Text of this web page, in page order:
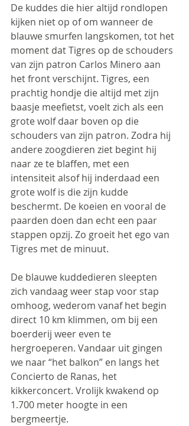
De kuddes die hier altijd rondlopen
kijken niet op of om wanneer de
blauwe smurfen langskomen, tot het
moment dat Tigres op de schouders
van zijn patron Carlos Minero aan
het front verschijnt. Tigres, een
prachtig hondje die altijd met zijn
baasje meefietst, voelt zich als een
grote wolf daar boven op die
schouders van zijn patron. Zodra hij
andere zoogdieren ziet begint hij
naar ze te blaffen, met een
intensiteit alsof hij inderdaad een
grote wolf is die zijn kudde
beschermt. De koeien en vooral de
paarden doen dan echt een paar
stappen opzij. Zo groeit het ego van
Tigres met de minuut.
De blauwe kuddedieren sleepten
zich vandaag weer stap voor stap
omhoog, wederom vanaf het begin
direct 10 km klimmen, om bij een
boerderij weer even te
hergroeperen. Vandaar uit gingen
we naar “het balkon” en langs het
Concierto de Ranas, het
kikkerconcert. Vrolijk kwakend op
1.700 meter hoogte in een
bergmeertje.